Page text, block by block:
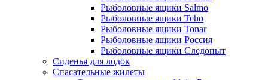
Рыболовные ящики Salmo
Рыболовные ящики Teho
Рыболовные ящики Tonar
Рыболовные ящики Россия
Рыболовные ящики Следопыт
Сиденья для лодок
Спасательные жилеты